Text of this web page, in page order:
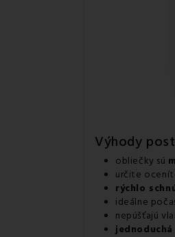
Výhody
obliečky sú
určite
rýchlo
ideálne
nepúšťajú